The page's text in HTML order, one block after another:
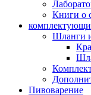
Книги о
Шланги
Пивоварение